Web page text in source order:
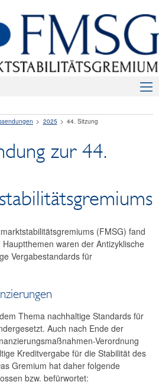
2025 44. Sitzung
zur 44.
(FMSG) fand
waren der Antizyklische
Vergabestandards für
Thema nachhaltige Standards für
Auch nach Ende der
Verordnung
Kreditvergabe für die Stabilität des
Gremium hat daher folgende
bzw. befürwortet: